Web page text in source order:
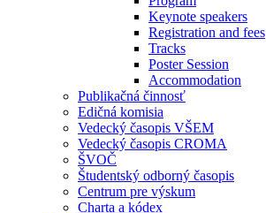
Keynote speakers
Registration and fees
Tracks
Poster Session
Accommodation
Publikačná činnosť
Edičná komisia
Vedecký časopis VŠEM
Vedecký časopis CROMA
ŠVOČ
Študentský odborný časopis
Centrum pre výskum
Charta a kódex